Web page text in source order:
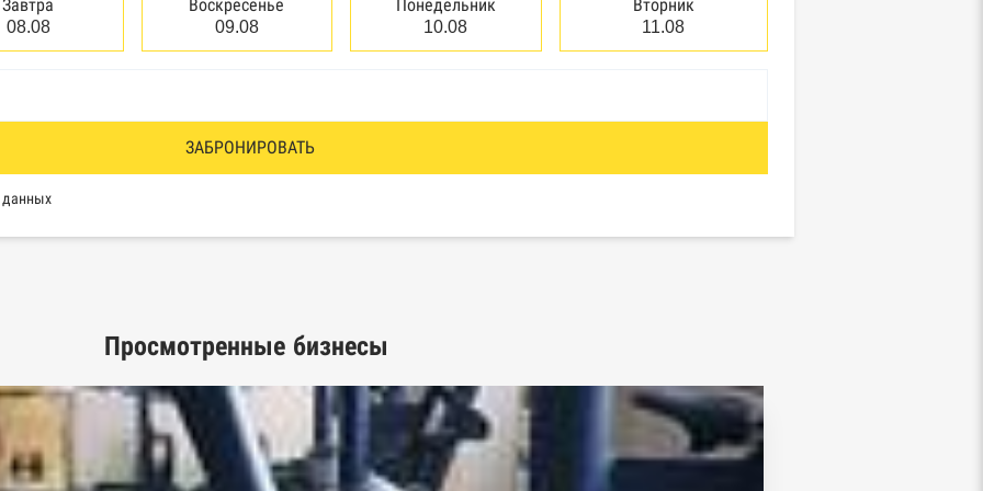
о банкротстве физических лиц
обслуживания Роспатента
Федеральной службы судебных приставов
эмитентами ценных бумаг
Росздравнадзор, Рособрнадзор, Роскомнадзор, Роспотребнадзор, Росприроднадзор,
Завтра
08.08
Воскресенье
09.08
Понедельник
10.08
Вторник
11.08
ЗАБРОНИРОВАТЬ
данных
Просмотренные бизнесы